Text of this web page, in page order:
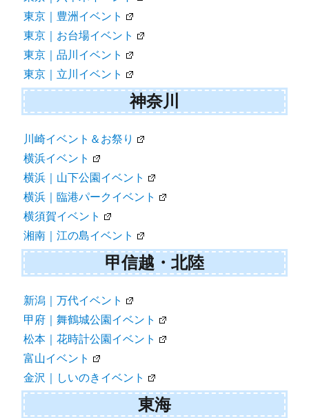
東京｜豊洲イベント
東京｜お台場イベント
東京｜品川イベント
東京｜立川イベント
神奈川
川崎イベント＆お祭り
横浜イベント
横浜｜山下公園イベント
横浜｜臨港パークイベント
横須賀イベント
湘南｜江の島イベント
甲信越・北陸
新潟｜万代イベント
甲府｜舞鶴城公園イベント
松本｜花時計公園イベント
富山イベント
金沢｜しいのきイベント
東海